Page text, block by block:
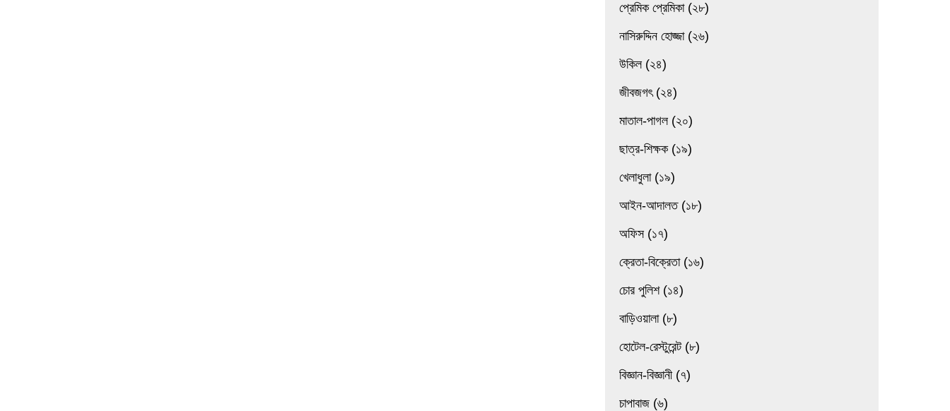
প্রেমিক প্রেমিকা (২৮)
নাসিরুদ্দিন হোজ্জা (২৬)
উকিল (২৪)
জীবজগৎ (২৪)
মাতাল-পাগল (২০)
ছাত্র-শিক্ষক (১৯)
খেলাধুলা (১৯)
আইন-আদালত (১৮)
অফিস (১৭)
ক্রেতা-বিক্রেতা (১৬)
চোর পুলিশ (১৪)
বাড়িওয়ালা (৮)
হোটেল-রেস্টুরেন্ট (৮)
বিজ্ঞান-বিজ্ঞানী (৭)
চাপাবাজ (৬)